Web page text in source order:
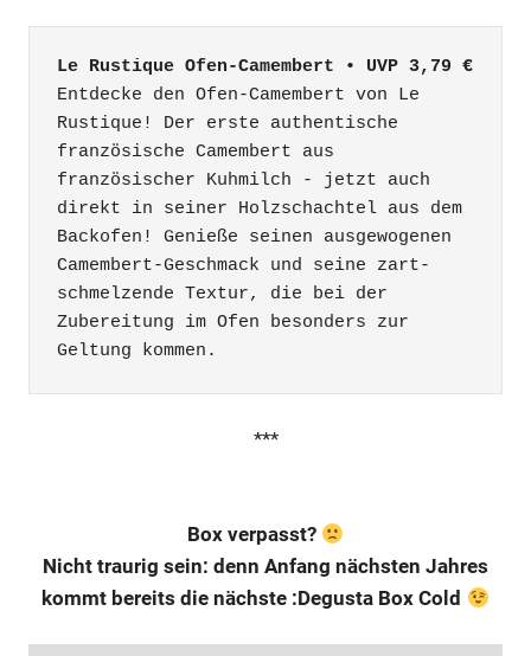
Le Rustique Ofen-Camembert • UVP 3,79 €
Entdecke den Ofen-Camembert von Le
Rustique! Der erste authentische
französische Camembert aus
französischer Kuhmilch - jetzt auch
direkt in seiner Holzschachtel aus dem
Backofen! Genieße seinen ausgewogenen
Camembert-Geschmack und seine zart-
schmelzende Textur, die bei der
Zubereitung im Ofen besonders zur
Geltung kommen.
***
Box verpasst?
Nicht traurig sein: denn Anfang nächsten Jahres
kommt bereits die nächste :Degusta Box Cold